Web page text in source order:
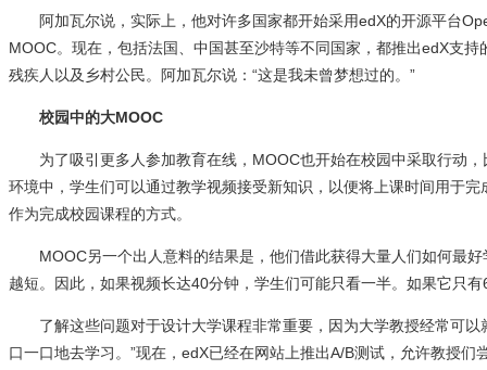
阿加瓦尔说，实际上，他对许多国家都开始采用edX的开源平台
MOOC。现在，包括法国、中国甚至沙特等不同国家，都推出edX支
残疾人以及乡村公民。阿加瓦尔说：“这是我未曾梦想过的。”
校园中的大MOOC
为了吸引更多人参加教育在线，MOOC也开始在校园中采取行动，
环境中，学生们可以通过教学视频接受新知识，以便将上课时间用于
作为完成校园课程的方式。
MOOC另一个出人意料的结果是，他们借此获得大量人们如何最好
越短。因此，如果视频长达40分钟，学生们可能只看一半。如果它只
了解这些问题对于设计大学课程非常重要，因为大学教授经常可以
口一口地去学习。”现在，edX已经在网站上推出A/B测试，允许教授